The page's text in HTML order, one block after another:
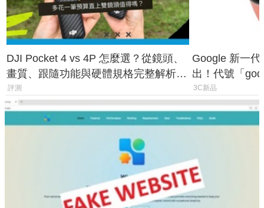
DJI Pocket 4 vs 4P 怎麼選？從鏡頭、
畫質、跟隨功能與硬體規格完整解析，
一次看懂兩台差異
評測
Google 新一
出！代號「
鎖定 AI 應用
3C新品